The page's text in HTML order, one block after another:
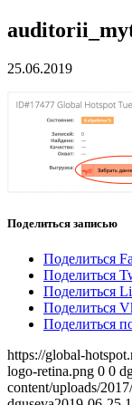
25.06.2019
Поделиться записью
Поделиться
Поделиться
Поделиться
Поделиться
Поделиться
https://global-
logo-retina.png 0 0
content/uploads/